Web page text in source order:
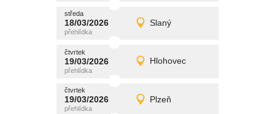
středa
18/03/2026 Slaný
středa
18/03/2026 Detail
promítání
čtvrtek
19/03/2026 Hlohovec
čtvrtek
19/03/2026 Detail
promítání
čtvrtek
19/03/2026 Plzeň
čtvrtek
19/03/2026 Detail
promítání